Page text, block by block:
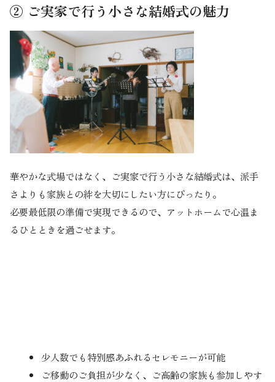
② ご実家で行う小さな結婚式の魅力
華やかな式場ではなく、ご実家で行う小さな結婚式は、派手
さよりも家族との絆を大切にしたい方にぴったり。
必要最低限の準備で実現できるので、アットホームで心温ま
るひとときを過ごせます。
少人数でも特別感あふれるセレモニーが可能
ご移動のご負担が少なく、ご高齢の家族も参加しやす